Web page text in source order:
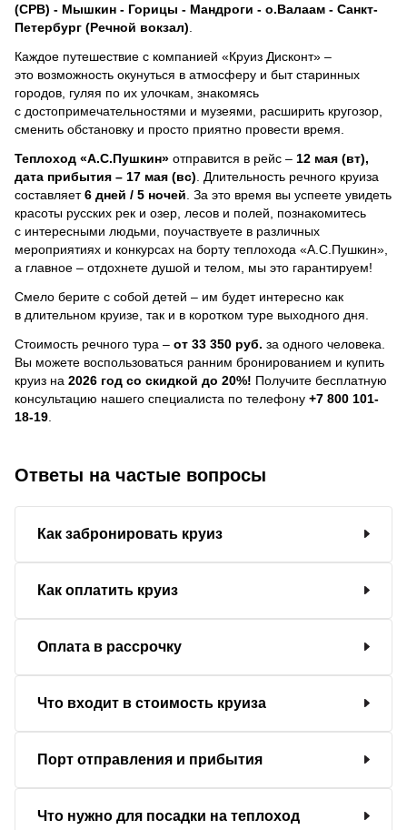
(СРВ) - Мышкин - Горицы - Мандроги - о.Валаам - Санкт-
Петербург (Речной вокзал)
Каждое путешествие с компанией «Круиз Дисконт» –
это возможность окунуться в атмосферу и быт старинных
городов, гуляя по их улочкам, знакомясь
с достопримечательностями и музеями, расширить кругозор,
сменить обстановку и просто приятно провести время.
Теплоход «А.С.Пушкин» отправится в рейс – 12 мая (вт),
дата прибытия – 17 мая (вс) . Длительность речного круиза
составляет6 дней / 5 ночей За это время вы успеете увидеть
красоты русских рек и озер, лесов и полей, познакомитесь
с интересными людьми, поучаствуете в различных
мероприятиях и конкурсах на борту теплохода «А.С.Пушкин»,
а главное – отдохнете душой и телом, мы это гарантируем!
Смело берите с собой детей – им будет интересно как
в длительном круизе, так и в коротком туре выходного дня.
Стоимость речного тура – от 33 350 руб. за одного человека.
Вы можете воспользоваться ранним бронированием и купить
круиз на 2026 год со скидкой до 20%! Получите бесплатную
консультацию нашего специалиста по телефону +7 800 101-
18-19
Ответы на частые вопросы
Как забронировать круиз
Как оплатить круиз
Оплата в рассрочку
Что входит в стоимость круиза
Порт отправления и прибытия
Что нужно для посадки на теплоход